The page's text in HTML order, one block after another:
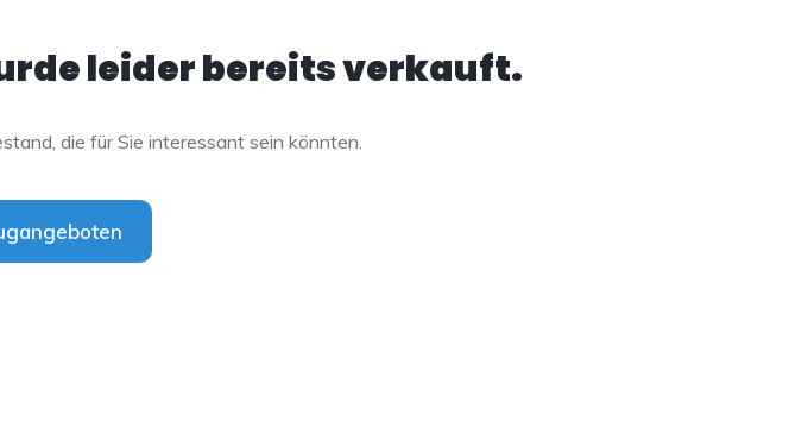
leider bereits verkauft.
die für Sie interessant sein könnten.